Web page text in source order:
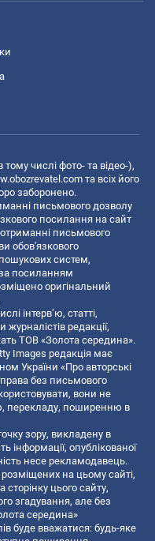
числі фото- та відео-),
та всіх його
заборонено.
письмового дозволу
посилання на сайт
письмового
обов'язкового
систем,
за посиланням
оригінальний
інтерв’ю, статті,
редакції,
ТОВ «Золота середина».
Images редакція має
України «Про авторські
без письмового
вони не
перекладу, поширенню в
зору, викладену в
інформації, опублікованої
несе рекламодавець.
на цьому сайті,
цього сайту,
згадування, але без
середина»
буде вважатися: будь-яке